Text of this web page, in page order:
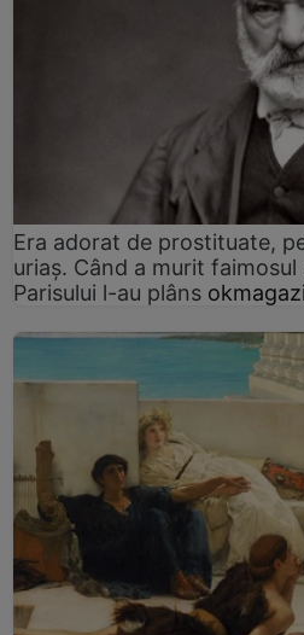
Era adorat de prostituate,
uriaș. Când a murit
Parisului l-au plâns